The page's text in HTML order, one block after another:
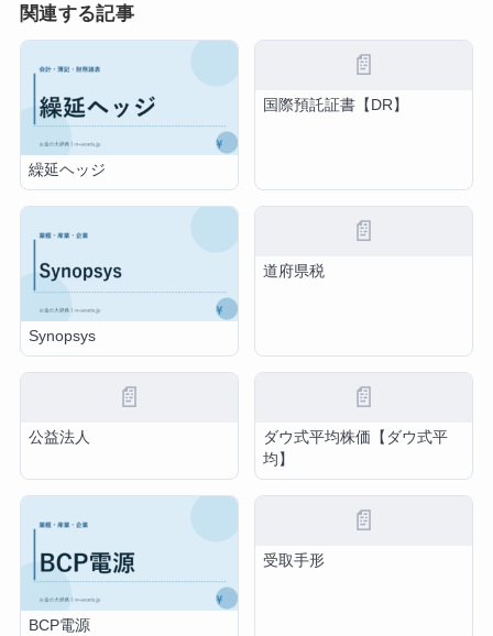
関連する記事
繰延ヘッジ
📄
国際預託証書【DR】
Synopsys
📄
道府県税
📄
公益法人
📄
ダウ式平均株価【ダウ式平
均】
BCP電源
📄
受取手形